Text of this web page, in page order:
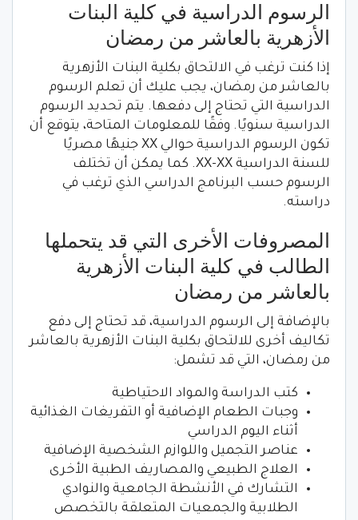
الرسوم الدراسية في كلية البنات
الأزهرية بالعاشر من رمضان
إذا كنت ترغب في الالتحاق بكلية البنات الأزهرية
بالعاشر من رمضان، يجب عليك أن تعلم الرسوم
الدراسية التي تحتاج إلى دفعها. يتم تحديد الرسوم
الدراسية سنويًا. وفقًا للمعلومات المتاحة، يتوقع أن
تكون الرسوم الدراسية حوالي XX جنيهًا مصريًا
للسنة الدراسية XX-XX. كما يمكن أن تختلف
الرسوم حسب البرنامج الدراسي الذي ترغب في
دراسته.
المصروفات الأخرى التي قد يتحملها
الطالب في كلية البنات الأزهرية
بالعاشر من رمضان
بالإضافة إلى الرسوم الدراسية، قد تحتاج إلى دفع
تكاليف أخرى للالتحاق بكلية البنات الأزهرية بالعاشر
من رمضان، التي قد تشمل:
كتب الدراسة والمواد الاحتياطية
وجبات الطعام الإضافية أو التفريغات الغذائية
أثناء اليوم الدراسي
عناصر التجميل واللوازم الشخصية الإضافية
العلاج الطبيعي والمصاريف الطبية الأخرى
التشارك في الأنشطة الجامعية والنوادي
الطلابية والجمعيات المتعلقة بالتخصص